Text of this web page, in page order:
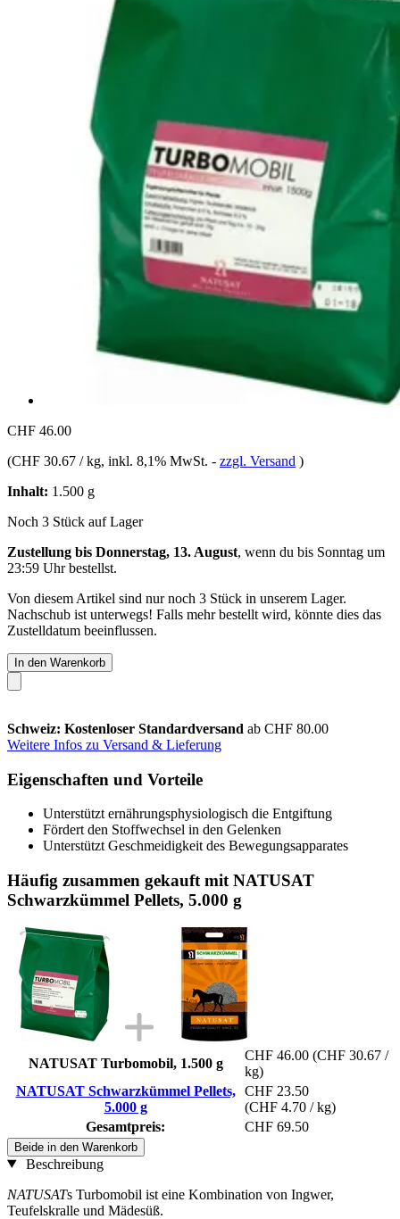
CHF 46.00
(CHF 30.67 / kg, inkl. 8,1% MwSt. - zzgl. Versand )
Inhalt: 1.500 g
Noch 3 Stück auf Lager
Zustellung bis Donnerstag, 13. August, wenn du bis Sonntag um
23:59 Uhrbestellst.
Von diesem Artikel sind nur noch 3 Stück in unserem Lager.
Nachschub ist unterwegs! Falls mehr bestellt wird, könnte dies das
Zustelldatum beeinflussen.
In den Warenkorb
Schweiz: Kostenloser Standardversand ab CHF 80.00
Weitere Infos zu Versand & Lieferung
Eigenschaften und Vorteile
Unterstützt ernährungsphysiologisch die Entgiftung
Fördert den Stoffwechsel in den Gelenken
Unterstützt Geschmeidigkeit des Bewegungsapparates
Häufig zusammen gekauft mit NATUSAT
Schwarzkümmel Pellets, 5.000 g
NATUSAT Turbomobil, 1.500 g
CHF 46.00 (CHF 30.67 /
kg)
NATUSAT Schwarzkümmel Pellets,
5.000 g
CHF 23.50
(CHF 4.70 / kg)
Gesamtpreis:
CHF 69.50
Beide in den Warenkorb
Beschreibung
NATUSATs Turbomobil ist eine Kombination von Ingwer,
Teufelskralle und Mädesüß.